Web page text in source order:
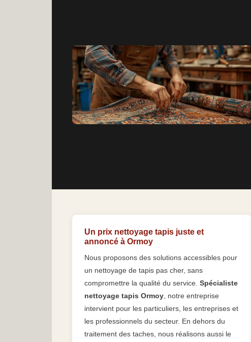
Un prix nettoyage tapis juste et
annoncé à Ormoy
Nous proposons des solutions accessibles pour
un nettoyage de tapis pas cher, sans
compromettre la qualité du service. Spécialiste
nettoyage tapis Ormoy, notre entreprise
intervient pour les particuliers, les entreprises et
les professionnels du secteur. En dehors du
traitement des taches, nous réalisons aussi le